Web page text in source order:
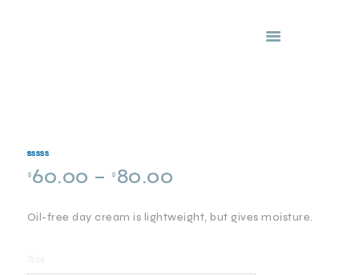
PREGUNTAS
5.00
sobre 5
basado
cliente
$60.00 – $ 80.00
Oil-free day cream is lightweight, but gives moisture.